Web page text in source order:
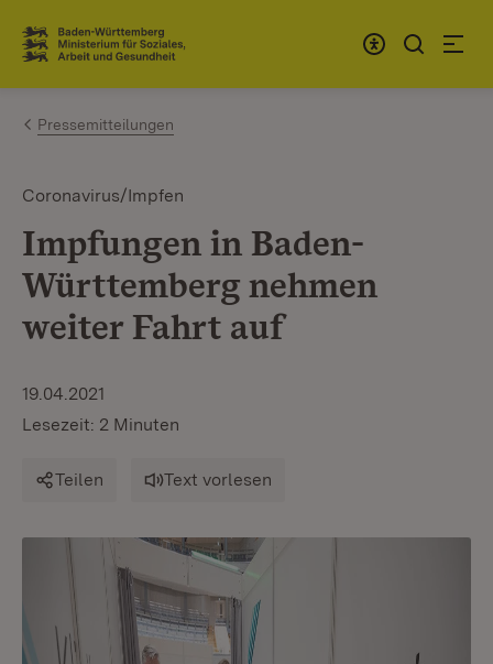
Zum Inhalt springen
Link zur Startseite
Pressemitteilungen
Coronavirus/Impfen
Impfungen in Baden-
Württemberg nehmen
weiter Fahrt auf
19.04.2021
Lesezeit: 2 Minuten
Teilen Text vorlesen